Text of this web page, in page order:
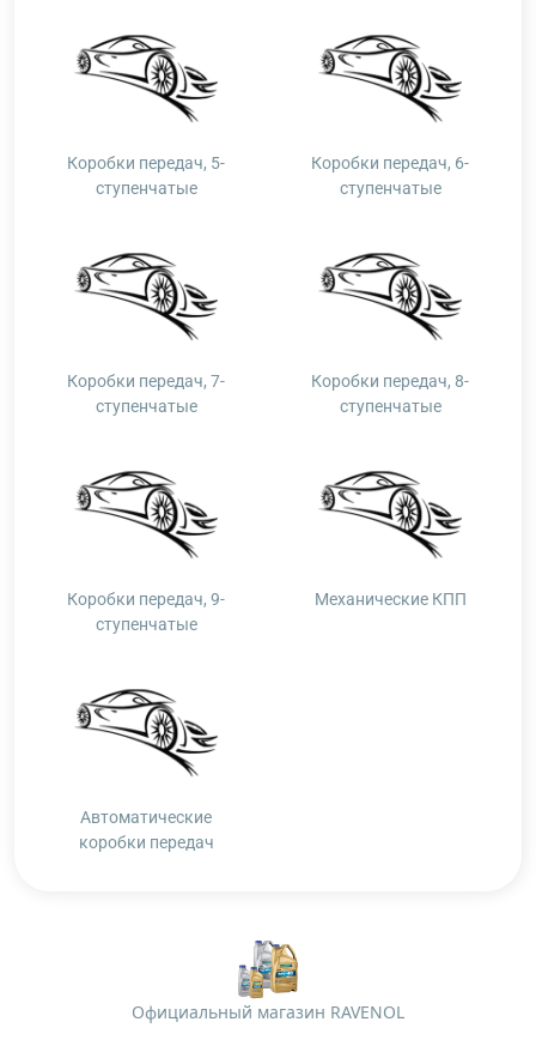
Коробки передач, 5-
ступенчатые
Коробки передач, 6-
ступенчатые
Коробки передач, 7-
ступенчатые
Коробки передач, 8-
ступенчатые
Коробки передач, 9-
ступенчатые
Механические КПП
Автоматические
коробки передач
Официальный магазин RAVENOL